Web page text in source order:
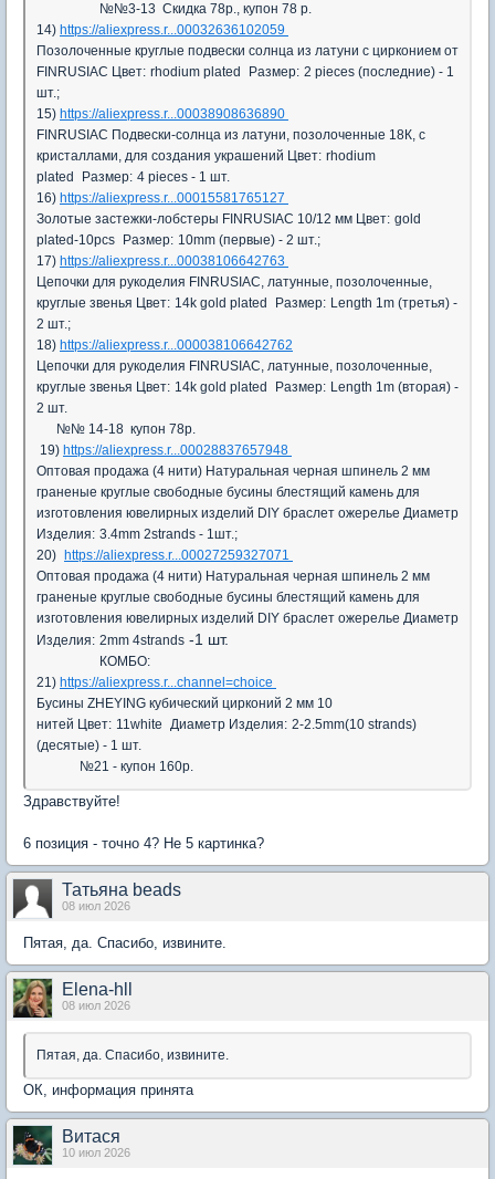
№№3-13 Скидка 78р., купон 78 р.
14) https://aliexpress.r...00032636102059
Позолоченные круглые подвески солнца из латуни с цирконием от
FINRUSIAC Цвет: rhodium plated Размер: 2 pieces (последние) - 1
шт.;
15) https://aliexpress.r...00038908636890
FINRUSIAC Подвески-солнца из латуни, позолоченные 18К, с
кристаллами, для создания украшений Цвет: rhodium
plated
Размер: 4 pieces - 1 шт.
16) https://aliexpress.r...00015581765127
Золотые застежки-лобстеры FINRUSIAC 10/12 мм Цвет: gold
plated-10pcs
Размер: 10mm (первые) - 2 шт.;
17) https://aliexpress.r...00038106642763
Цепочки для рукоделия FINRUSIAC, латунные, позолоченные,
круглые звенья Цвет: 14k gold plated Размер: Length 1m (третья) -
2 шт.;
18) https://aliexpress.r...000038106642762
Цепочки для рукоделия FINRUSIAC, латунные, позолоченные,
круглые звенья Цвет: 14k gold plated Размер: Length 1m (вторая) -
2 шт.
№№ 14-18 купон 78р.
19) https://aliexpress.r...00028837657948
Оптовая продажа (4 нити) Натуральная черная шпинель 2 мм
граненые круглые свободные бусины блестящий камень для
изготовления ювелирных изделий DIY браслет ожерелье Диаметр
Изделия: 3.4mm 2strands - 1шт.;
20)
https://aliexpress.r...00027259327071
Оптовая продажа (4 нити) Натуральная черная шпинель 2 мм
граненые круглые свободные бусины блестящий камень для
изготовления ювелирных изделий DIY браслет ожерелье Диаметр
Изделия: 2mm 4strands -1 шт.
КОМБО:
21) https://aliexpress.r...channel=choice
Бусины ZHEYING кубический цирконий 2 мм 10
нитей Цвет: 11white Диаметр Изделия: 2-2.5mm(10 strands)
(десятые) - 1 шт.
№21 - купон 160р.
Здравствуйте!
6 позиция - точно 4? Не 5 картинка?
Татьяна beads
08 июл 2026
Пятая, да. Спасибо, извините.
Elena-hll
08 июл 2026
Пятая, да. Спасибо, извините.
ОК, информация принята
Витася
10 июл 2026